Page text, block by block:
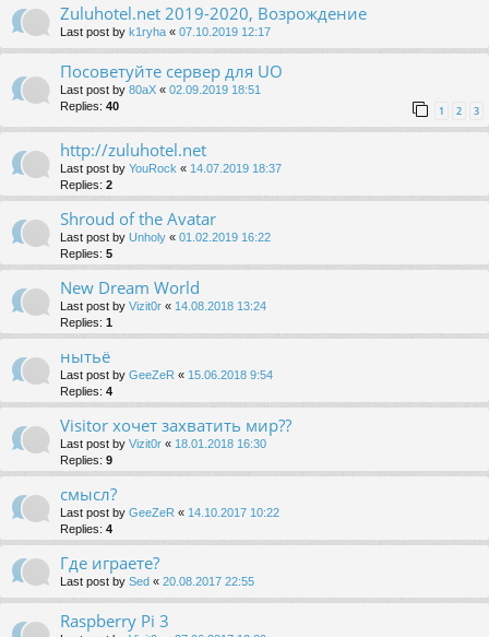
Zuluhotel.net 2019-2020, Возрождение
Last post by k1ryha « 07.10.2019 12:17
Посоветуйте сервер для UO
Last post by 80aX « 02.09.2019 18:51
Replies: 40 1 2 3
http://zuluhotel.net
Last post by YouRock « 14.07.2019 18:37
Replies: 2
Shroud of the Avatar
Last post by Unholy « 01.02.2019 16:22
Replies: 5
New Dream World
Last post by Vizit0r « 14.08.2018 13:24
Replies: 1
нытьё
Last post by GeeZeR « 15.06.2018 9:54
Replies: 4
Visitor хочет захватить мир??
Last post by Vizit0r « 18.01.2018 16:30
Replies: 9
смысл?
Last post by GeeZeR « 14.10.2017 10:22
Replies: 4
Где играете?
Last post by Sed « 20.08.2017 22:55
Raspberry Pi 3